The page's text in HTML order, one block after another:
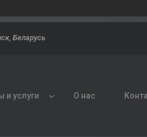
Беларусь
и услуги О нас